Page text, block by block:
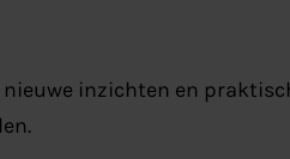
nieuwe inzichten en